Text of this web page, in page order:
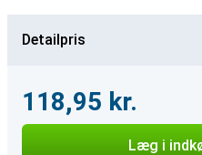
Detailpris
118,95 kr.
Læg i